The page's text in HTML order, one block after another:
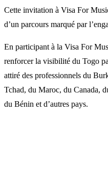
Cette invitation à Visa For
d’un parcours marqué par
En participant à la Visa For
renforcer la visibilité du Togo
attiré des professionnels du
Tchad, du Maroc, du Canada,
du Bénin et d’autres pays.